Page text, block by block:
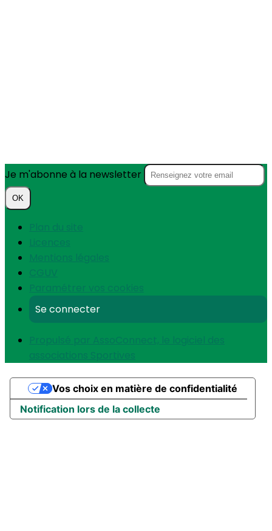
Je m'abonne à la newsletter
OK
Plan du site
Licences
Mentions légales
CGUV
Paramétrer vos cookies
Se connecter
Propulsé par AssoConnect, le logiciel des
associations Sportives
Notification lors de la collecte
Vos choix en matière de confidentialité